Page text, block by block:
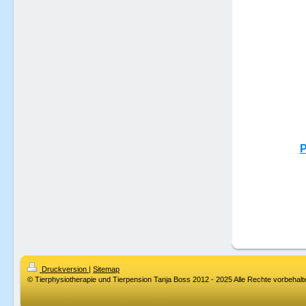
Druckversion | Sitemap
© Tierphysiotherapie und Tierpension Tanja Boss 2012 - 2025 Alle Rechte